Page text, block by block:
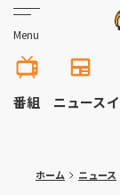
Menu
番組 ニュース
ホーム ニュース